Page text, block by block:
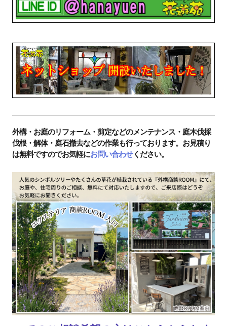
外構・お庭のリフォーム・剪定などのメンテナンス・庭木伐採
伐根・解体・庭石撤去などの作業も行っております。お見積り
は無料ですのでお気軽にお問い合わせください。